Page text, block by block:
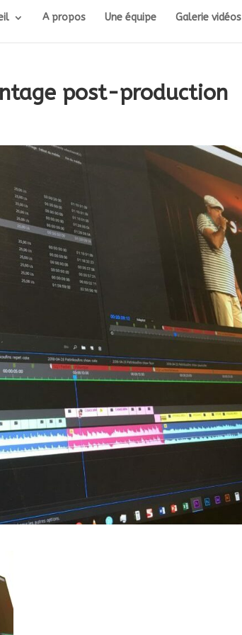
A propos Une équipe Galerie vidéos
post-production